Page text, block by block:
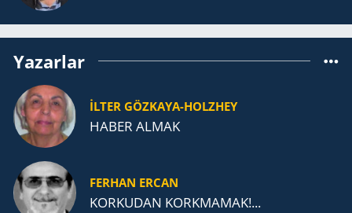
Yazarlar
İLTER GÖZKAYA-HOLZHEY
HABER ALMAK
FERHAN ERCAN
KORKUDAN KORKMAMAK!...